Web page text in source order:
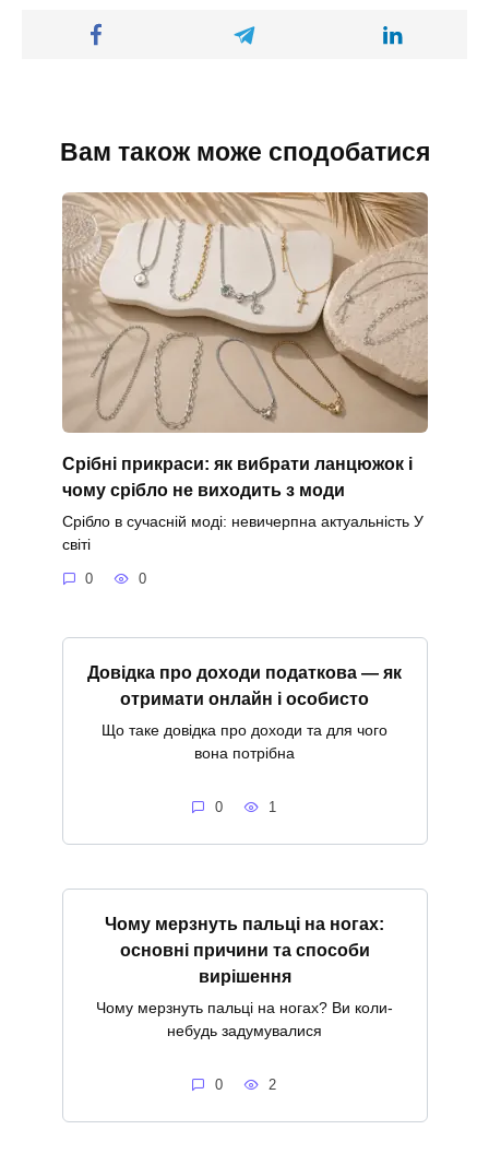
Вам також може сподобатися
Срібні прикраси: як вибрати ланцюжок і
чому срібло не виходить з моди
Срібло в сучасній моді: невичерпна актуальність У
світі
0 0
Довідка про доходи податкова — як
отримати онлайн і особисто
Що таке довідка про доходи та для чого
вона потрібна
0 1
Чому мерзнуть пальці на ногах:
основні причини та способи
вирішення
Чому мерзнуть пальці на ногах? Ви коли-
небудь задумувалися
0 2